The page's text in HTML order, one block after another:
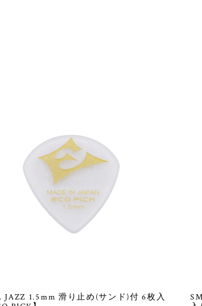
JAZZ 1.5mm 滑り止め(サンド)付 6枚入